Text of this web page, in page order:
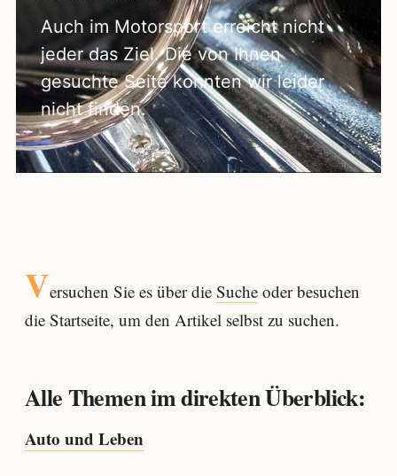
Auch im Motorsport erreicht nicht
jeder das Ziel. Die von Ihnen
gesuchte Seite konnten wir leider
nicht finden.
Versuchen Sie es über die Sucheoder besuchen
die Startseite, um den Artikel selbst zu suchen.
Alle Themen im direkten Überblick:
Auto und Leben